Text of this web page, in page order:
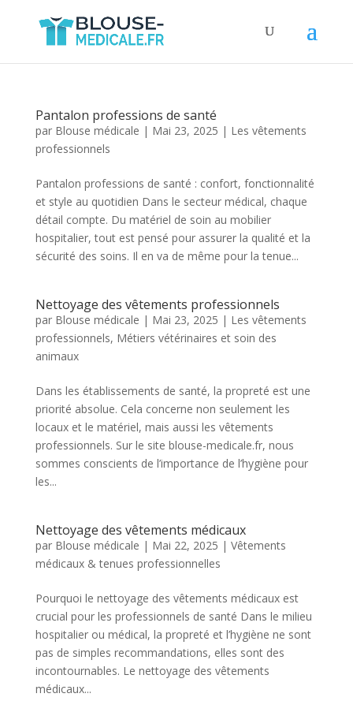
Pantalon professions de santé
par Blouse médicale | Mai 23, 2025 | Les vêtements
professionnels
Pantalon professions de santé : confort, fonctionnalité
et style au quotidien Dans le secteur médical, chaque
détail compte. Du matériel de soin au mobilier
hospitalier, tout est pensé pour assurer la qualité et la
sécurité des soins. Il en va de même pour la tenue...
Nettoyage des vêtements professionnels
par Blouse médicale | Mai 23, 2025 | Les vêtements
professionnels, Métiers vétérinaires et soin des
animaux
Dans les établissements de santé, la propreté est une
priorité absolue. Cela concerne non seulement les
locaux et le matériel, mais aussi les vêtements
professionnels. Sur le site blouse-medicale.fr, nous
sommes conscients de l’importance de l’hygiène pour
les...
Nettoyage des vêtements médicaux
par Blouse médicale | Mai 22, 2025 | Vêtements
médicaux & tenues professionnelles
Pourquoi le nettoyage des vêtements médicaux est
crucial pour les professionnels de santé Dans le milieu
hospitalier ou médical, la propreté et l’hygiène ne sont
pas de simples recommandations, elles sont des
incontournables. Le nettoyage des vêtements
médicaux...